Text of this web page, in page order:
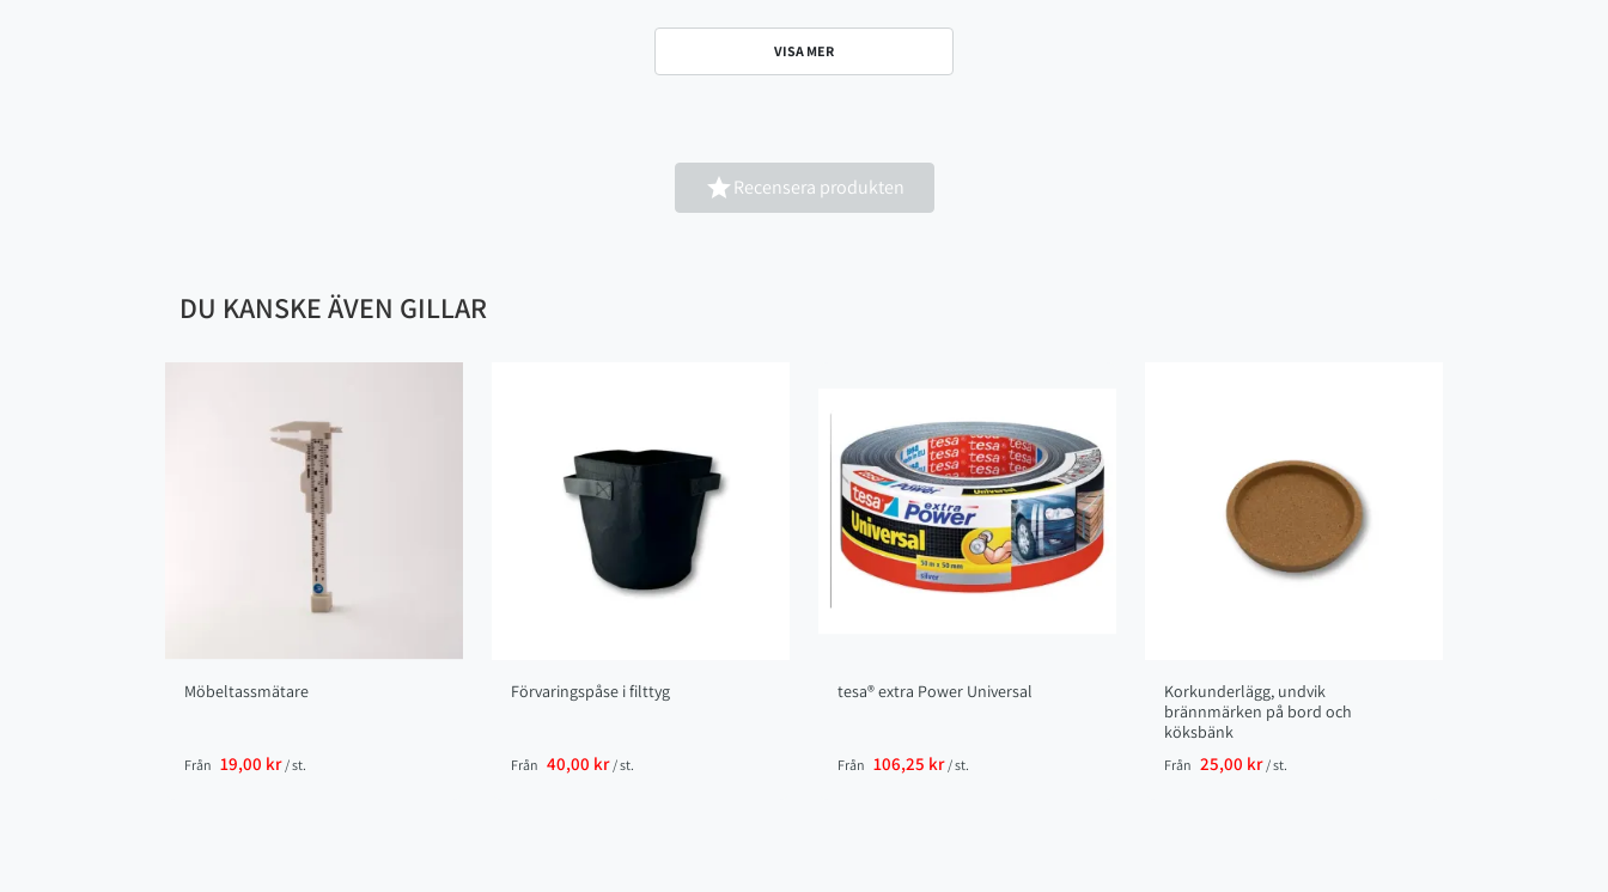
VISA MER
Recensera produkten
DU KANSKE ÄVEN GILLAR
Möbeltassmätare
Från 19,00 kr / st.
Förvaringspåse i filttyg
Från 40,00 kr / st.
tesa® extra Power Universal
Från 106,25 kr / st.
Korkunderlägg, undvik
brännmärken på bord och
köksbänk
Från 25,00 kr / st.